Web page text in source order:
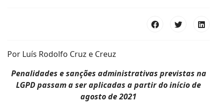
Por Luís Rodolfo Cruz e Creuz
Penalidades e sanções administrativas previstas na
LGPD passam a ser aplicadas a partir do início de
agosto de 2021